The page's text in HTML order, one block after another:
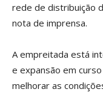
rede de distribuição
nota de imprensa.
A empreitada está
e expansão em
melhorar as